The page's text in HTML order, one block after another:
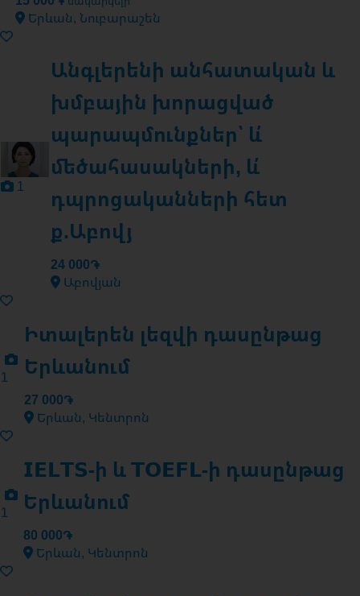
Երևան, Նուբարաշեն
1
Անգլերենի անհատական և
խմբային խորացված
պարապմունքներ՝ և՛
մեծահասակների, և՛
դպրոցականների հետ
ք.Աբովյ
24 000֏
Աբովյան
1
Իտալերեն լեզվի դասընթաց
Երևանում
27 000֏
Երևան, Կենտրոն
1
𝗜𝗘𝗟𝗧𝗦-ի և 𝗧𝗢𝗘𝗙𝗟-ի դասընթաց
Երևանում
80 000֏
Երևան, Կենտրոն